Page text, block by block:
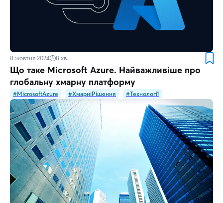
8 жовтня 2024 8 хв.
Що таке Microsoft Azure. Найважливіше про
глобальну хмарну платформу
#MicrosoftAzure #ХмарніРішення #Технології